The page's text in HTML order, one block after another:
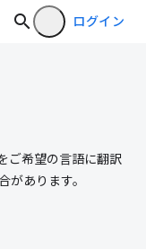
ログイン
ご希望の言語に翻訳
があります。